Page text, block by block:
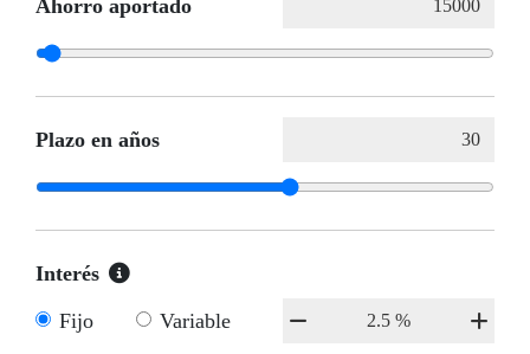
Ahorro aportado
Plazo en años
Interés
Fijo
Variable